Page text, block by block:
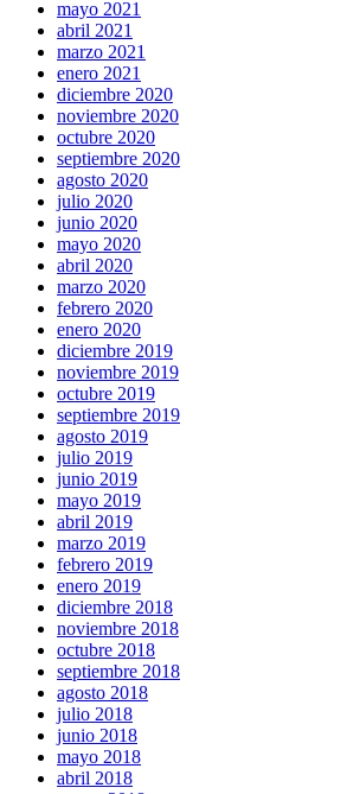
mayo 2021
abril 2021
marzo 2021
enero 2021
diciembre 2020
noviembre 2020
octubre 2020
septiembre 2020
agosto 2020
julio 2020
junio 2020
mayo 2020
abril 2020
marzo 2020
febrero 2020
enero 2020
diciembre 2019
noviembre 2019
octubre 2019
septiembre 2019
agosto 2019
julio 2019
junio 2019
mayo 2019
abril 2019
marzo 2019
febrero 2019
enero 2019
diciembre 2018
noviembre 2018
octubre 2018
septiembre 2018
agosto 2018
julio 2018
junio 2018
mayo 2018
abril 2018